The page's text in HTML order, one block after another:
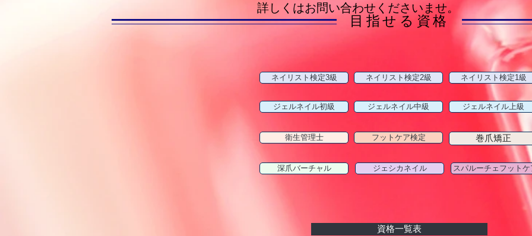
詳しくはお問い合わせくださいませ。
ネイリスト検定3級 ネイリスト検定2級 ネイリスト検定1級
ジェルネイル初級 ジェルネイル中級 ジェルネイル上級
衛生管理士 フットケア検定 巻爪矯正
深爪バーチャル ジェシカネイル スパルーチェフットケ
資格一覧表
目指せる資格